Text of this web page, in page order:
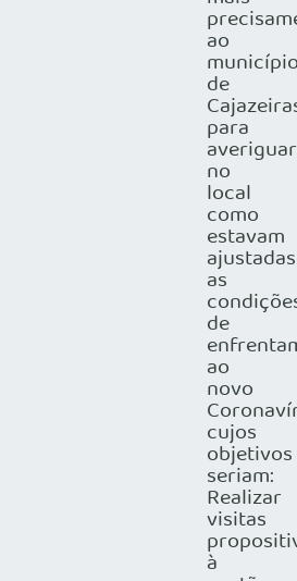
ao
de
para
averiguar
no
local
como
estavam
ajustadas
as
de
ao
novo
cujos
objetivos
seriam:
Realizar
visitas
à